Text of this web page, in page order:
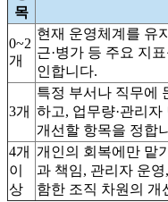
목
0~2
개
현재 운영체계를 유
근·병가 등 주요 지
인합니다.
3개
특정 부서나 직무에
하고, 업무량·관리자
개선할 항목을 정합
4개
이
상
개인의 회복에만 맡
과 책임, 관리자 운
함한 조직 차원의 개